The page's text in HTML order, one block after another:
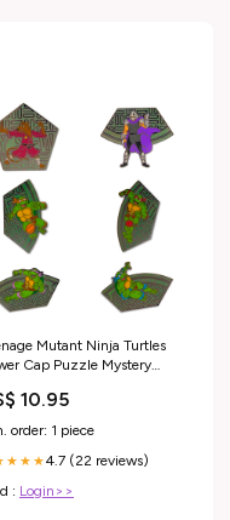
Mutant Ninja Turtles
Cap Puzzle Mystery
Raphael,
Donatello,
or Splinter W32729
10.95
order: 1 piece
4.7 (22 reviews)
: Login>>